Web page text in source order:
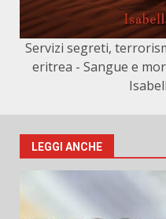
Servizi segreti,
eritrea - Sangue e
LEGGI ANCHE